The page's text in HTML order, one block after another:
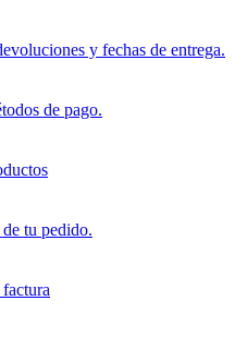
y fechas de entrega.
de pago.
tu pedido.